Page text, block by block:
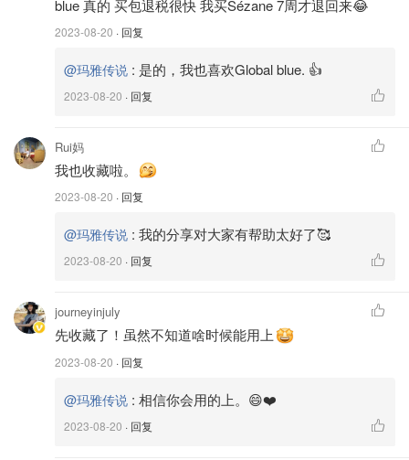
的东西才能退税，其他欧盟国买的物品依然得去机场退税。
Cola di Rienzo 00173, 00192 Rome
周一到周六：10.00-20.00
周日：10.30-20.00
地址：Down Town Refund Office, Via dei Pastini 21,
00100 Roma
🌟机场退税
1. 到机场后，注意看
后在里面退税，（建议贵重物品最好carry on))里面排队人
少。我是carry on行李，所以直接安检，在里面退税。我是
blue 真的 买包退税很快 我买Sézane 7周才退回来😂
2023-08-20 · 回复
@玛雅传说 : 是的，我也喜欢Global blue. 👍
2023-08-20 · 回复
Rui妈
我也收藏啦。
2023-08-20 · 回复
@玛雅传说 : 我的分享对大家有帮助太好了🥰
2023-08-20 · 回复
journeyinjuly
先收藏了！虽然不知道啥时候能用上
2023-08-20 · 回复
@玛雅传说 : 相信你会用的上。😄❤️
2023-08-20 · 回复